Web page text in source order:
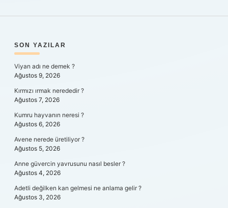
SIDEBAR
SON YAZILAR
Viyan adı ne demek ?
Ağustos 9, 2026
Kırmızı ırmak nerededir ?
Ağustos 7, 2026
Kumru hayvanın neresi ?
Ağustos 6, 2026
Avene nerede üretiliyor ?
Ağustos 5, 2026
Anne güvercin yavrusunu nasıl besler ?
Ağustos 4, 2026
Adetli değilken kan gelmesi ne anlama gelir ?
Ağustos 3, 2026